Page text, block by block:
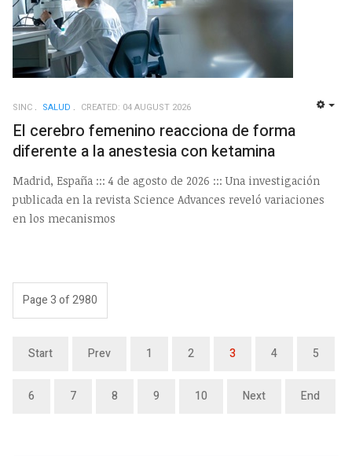
SINC SALUD CREATED: 04 AUGUST 2026
El cerebro femenino reacciona de forma
diferente a la anestesia con ketamina
Madrid, España ::: 4 de agosto de 2026 ::: Una investigación
publicada en la revista Science Advances reveló variaciones
en los mecanismos
Page 3 of 2980
Start Prev 1 2 3 4 5
6 7 8 9 10 Next End